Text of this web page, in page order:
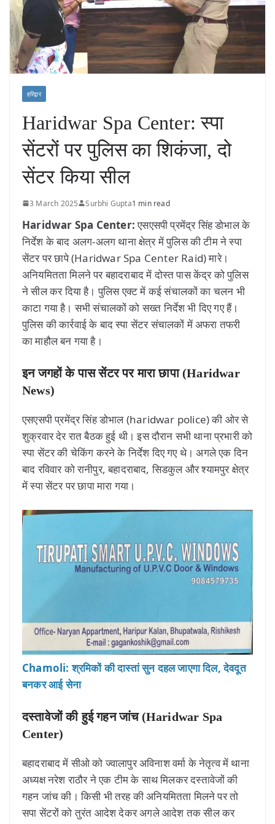
हरिद्वार
Haridwar Spa Center: स्पा
सेंटरों पर पुलिस का शिकंजा, दो
सेंटर किया सील
3 March 2025 Surbhi Gupta1 min read
Haridwar Spa Center:एसएसपी प्रमेंद्र सिंह डोभाल के
निर्देश के बाद अलग-अलग थाना क्षेत्र में पुलिस की टीम ने स्पा
सेंटर पर छापे (Haridwar Spa Center Raid) मारे।
अनियमितता मिलने पर बहादराबाद में दोस्त पास केंद्र को पुलिस
ने सील कर दिया है। पुलिस एक्ट में कई संचालकों का चलन भी
काटा गया है। सभी संचालकों को सख्त निर्देश भी दिए गए हैं।
पुलिस की कार्रवाई के बाद स्पा सेंटर संचालकों में अफरा तफरी
का माहौल बन गया है।
इन जगहों के पास सेंटर पर मारा छापा (Haridwar
News)
एसएसपी प्रमेंद्र सिंह डोभाल (haridwar police) की ओर से
शुक्रवार देर रात बैठक हुई थी। इस दौरान सभी थाना प्रभारी को
स्पा सेंटर की चेकिंग करने के निर्देश दिए गए थे। अगले एक दिन
बाद रविवार को रानीपुर, बहादराबाद, सिडकुल और श्यामपुर क्षेत्र
में स्पा सेंटर पर छापा मारा गया।
Chamoli: श्रमिकों की दास्तां सुन दहल जाएगा दिल, देवदूत
बनकर आई सेना
दस्तावेजों की हुई गहन जांच (Haridwar Spa
Center)
बहादराबाद में सीओ को ज्वालापुर अविनाश वर्मा के नेतृत्व में थाना
अध्यक्ष नरेश राठौर ने एक टीम के साथ मिलकर दस्तावेजों की
गहन जांच की। किसी भी तरह की अनियमितता मिलने पर तो
सपा सेंटरों को तुरंत आदेश देकर अगले आदेश तक सील कर